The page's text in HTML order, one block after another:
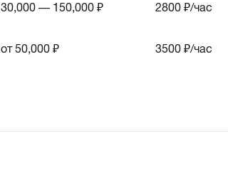
30,000 — 150,000 ₽ 2800 ₽/час
от 50,000 ₽ 3500 ₽/час